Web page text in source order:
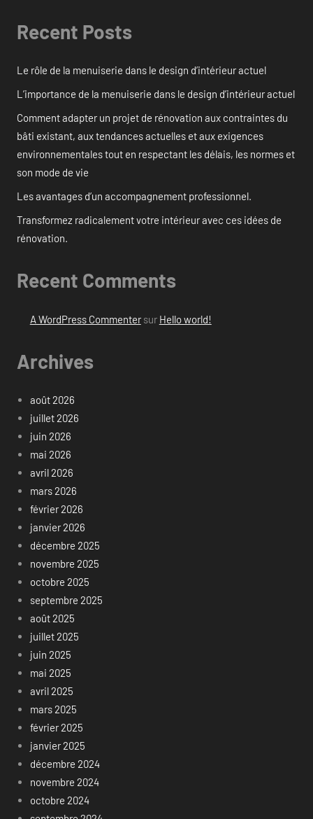
Recent Posts
Le rôle de la menuiserie dans le design d’intérieur actuel
L’importance de la menuiserie dans le design d’intérieur actuel
Comment adapter un projet de rénovation aux contraintes du
bâti existant, aux tendances actuelles et aux exigences
environnementales tout en respectant les délais, les normes et
son mode de vie
Les avantages d’un accompagnement professionnel.
Transformez radicalement votre intérieur avec ces idées de
rénovation.
Recent Comments
A WordPress Commentersur Hello world!
Archives
août 2026
juillet 2026
juin 2026
mai 2026
avril 2026
mars 2026
février 2026
janvier 2026
décembre 2025
novembre 2025
octobre 2025
septembre 2025
août 2025
juillet 2025
juin 2025
mai 2025
avril 2025
mars 2025
février 2025
janvier 2025
décembre 2024
novembre 2024
octobre 2024